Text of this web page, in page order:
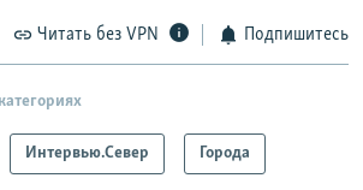
Читать без VPN Подпишитесь
Интервью.Север Города